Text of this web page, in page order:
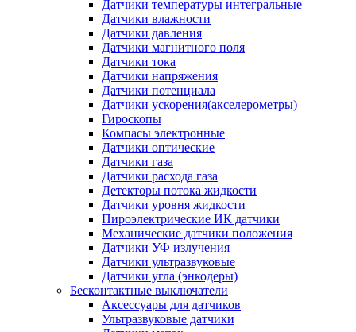
Датчики температуры интегральные
Датчики влажности
Датчики давления
Датчики магнитного поля
Датчики тока
Датчики напряжения
Датчики потенциала
Датчики ускорения(акселерометры)
Гироскопы
Компасы электронные
Датчики оптические
Датчики газа
Датчики расхода газа
Детекторы потока жидкости
Датчики уровня жидкости
Пироэлектрические ИК датчики
Механические датчики положения
Датчики УФ излучения
Датчики ультразвуковые
Датчики угла (энкодеры)
Бесконтактные выключатели
Аксессуары для датчиков
Ультразвуковые датчики